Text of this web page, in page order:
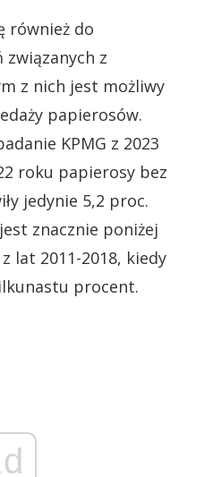
również do
z
z nich jest możliwy
papierosów.
KPMG z 2023
roku papierosy bez
jedynie 5,2 proc.
znacznie poniżej
lat 2011-2018, kiedy
procent.